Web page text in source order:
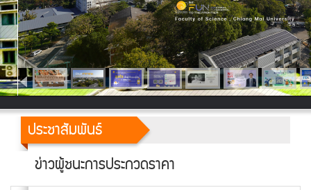
ประชาสัมพันธ์
ข่าวผู้ชนะการประกวดราคา